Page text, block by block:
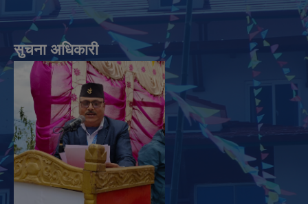
सुचना अधिकारी